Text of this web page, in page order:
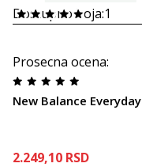
Dostupno boja:1
Prosecna ocena:
New Balance Everyday
2.249,10 RSD